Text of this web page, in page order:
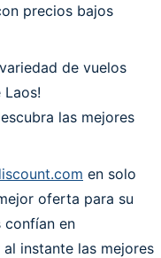
precios bajos
de vuelos
las mejores
en solo
oferta para su
confían en
instante las mejores